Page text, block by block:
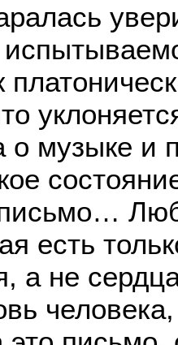
о музыке и
есть
а не